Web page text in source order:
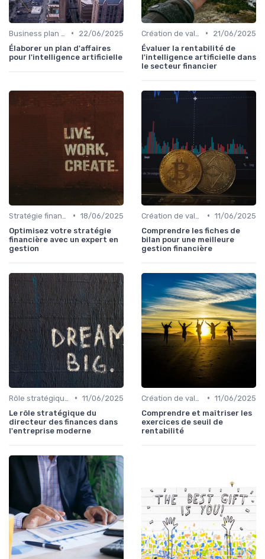
•
22/06/2025
Élaborer un plan d'affaires
pour l'intelligence artificielle
•
21/06/2025
Évaluer la rentabilité de
l'intelligence artificielle dans
le secteur financier
• 18/06/2025
Optimisez votre stratégie
financière avec un expert en
gestion
• 11/06/2025
Comprendre les fiches de
bilan pour une meilleure
gestion financière
• 11/06/2025
Le rôle stratégique du
directeur des finances dans
l'entreprise moderne
• 11/06/2025
Comprendre et maîtriser les
exercices de seuil de
rentabilité